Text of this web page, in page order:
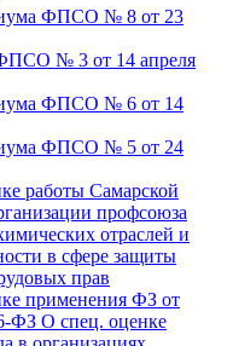
ФПСО № 8 от 23
ФПСО № 3 от 14 апреля
ФПСО № 6 от 14
ФПСО № 5 от 24
работы Самарской
профсоюза
отраслей и
в сфере защиты
прав
применения ФЗ от
ФЗ О спец. оценке